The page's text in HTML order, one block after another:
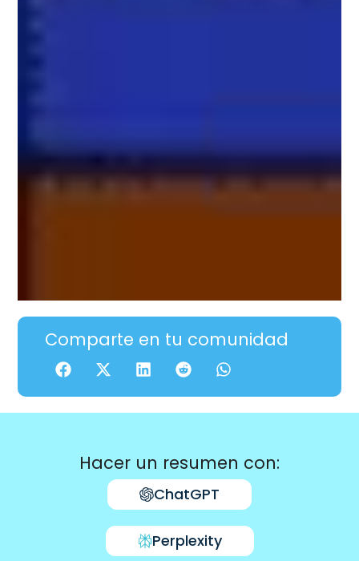
Comparte en tu comunidad
Hacer un resumen con:
ChatGPT
Perplexity